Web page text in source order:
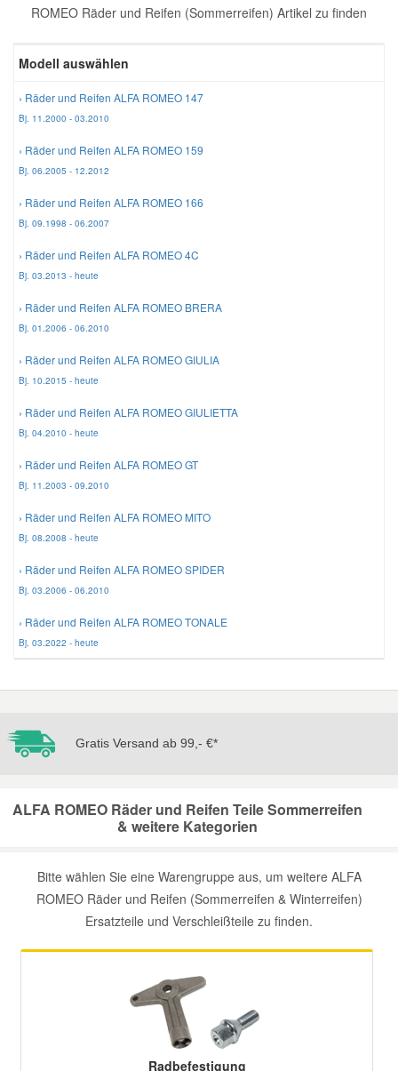
ROMEO Räder und Reifen (Sommerreifen) Artikel zu finden
Modell auswählen
› Räder und Reifen ALFA ROMEO 147
Bj. 11.2000 - 03.2010
› Räder und Reifen ALFA ROMEO 159
Bj. 06.2005 - 12.2012
› Räder und Reifen ALFA ROMEO 166
Bj. 09.1998 - 06.2007
› Räder und Reifen ALFA ROMEO 4C
Bj. 03.2013 - heute
› Räder und Reifen ALFA ROMEO BRERA
Bj. 01.2006 - 06.2010
› Räder und Reifen ALFA ROMEO GIULIA
Bj. 10.2015 - heute
› Räder und Reifen ALFA ROMEO GIULIETTA
Bj. 04.2010 - heute
› Räder und Reifen ALFA ROMEO GT
Bj. 11.2003 - 09.2010
› Räder und Reifen ALFA ROMEO MITO
Bj. 08.2008 - heute
› Räder und Reifen ALFA ROMEO SPIDER
Bj. 03.2006 - 06.2010
› Räder und Reifen ALFA ROMEO TONALE
Bj. 03.2022 - heute
Gratis Versand ab 99,- €*
ALFA ROMEO Räder und Reifen Teile Sommerreifen
& weitere Kategorien
Bitte wählen Sie eine Warengruppe aus, um weitere ALFA
ROMEO Räder und Reifen (Sommerreifen & Winterreifen)
Ersatzteile und Verschleißteile zu finden.
Radbefestigung
Winter-Autozubehör
Jeep Ersatzteile
Kia Ersatzteile
Lancia Ersatzteile
Mazda Ersatzteile
Mercedes Ersatzteile
Mini Ersatzteile
Mitsubishi Ersatzteile
Nissan Ersatzteile
Porsche Ersatzteile
Seat Ersatzteile
Suzuki Ersatzteile
Vauxhall Ersatzteile